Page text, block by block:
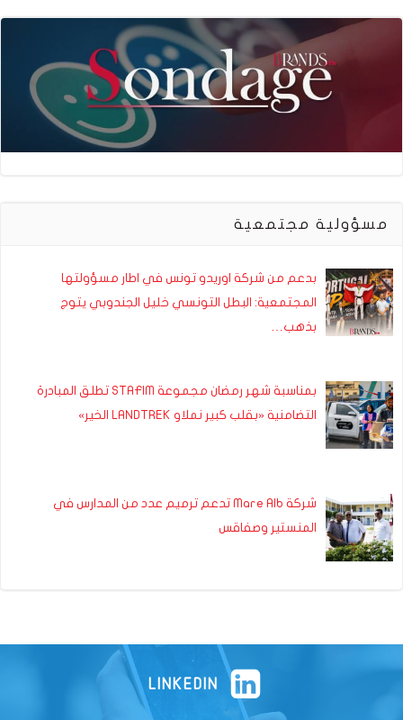
مسؤولية مجتمعية
بدعم من شركة اوريدو تونس في اطار مسؤولتها
المجتمعية: البطل التونسي خليل الجندوبي يتوج
بذهب…
بمناسبة شهر رمضان مجموعة STAFIM تطلق المبادرة
التضامنية «بقلب كبير نملاو LANDTREK الخير»
شركة Mare Alb تدعم ترميم عدد من المدارس في
المنستير وصفاقس
LINKEDIN